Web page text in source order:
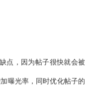
点，因为帖子很快就会被
曝光率，同时优化帖子的